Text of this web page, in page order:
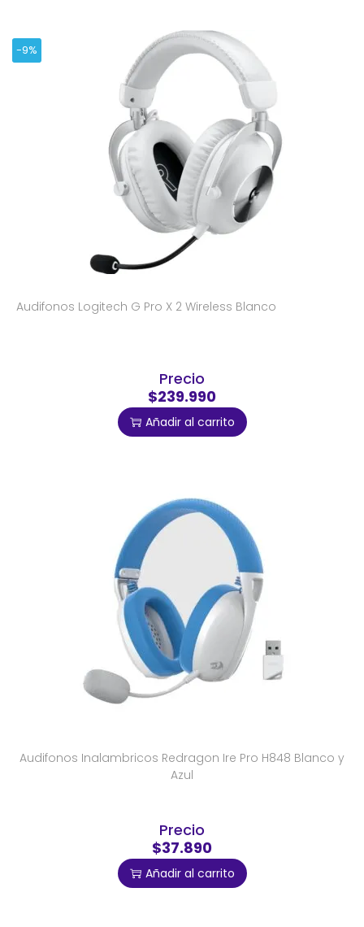
-9%
Audifonos Logitech G Pro X 2 Wireless Blanco
Precio
$239.990
Añadir al carrito
Audifonos Inalambricos Redragon Ire Pro H848 Blanco y
Azul
Precio
$37.890
Añadir al carrito